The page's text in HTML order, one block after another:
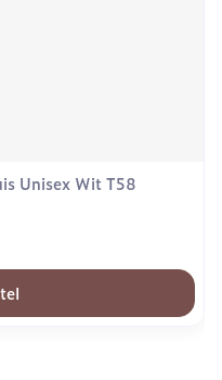
Unisex Wit T58